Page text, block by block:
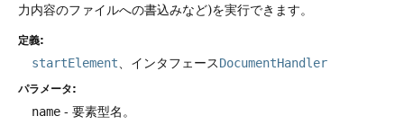
力内容のファイルへの書込みなど)を実行できます。
定義:
startElement 、インタフェースDocumentHandler
パラメータ:
name - 要素型名。